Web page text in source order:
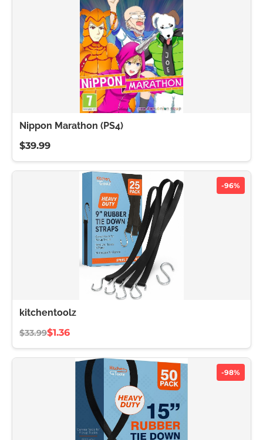
Nippon Marathon (PS4)
$39.99
-96%
kitchentoolz
$33.99$1.36
-98%